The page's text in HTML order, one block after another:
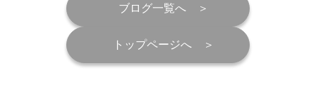
ブログ一覧へ
トップページへ